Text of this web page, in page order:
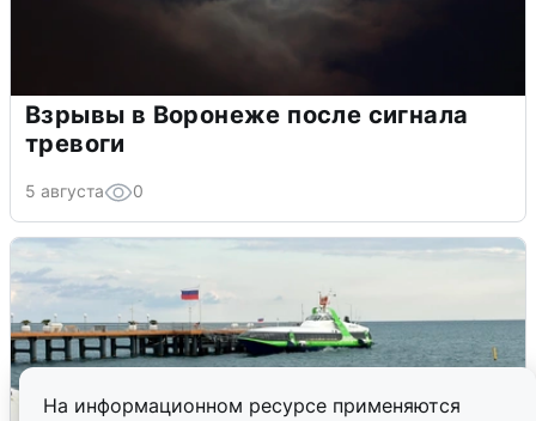
На информационном ресурсе применяются
Взрывы в Воронеже после сигнала
тревоги
5 августа 0